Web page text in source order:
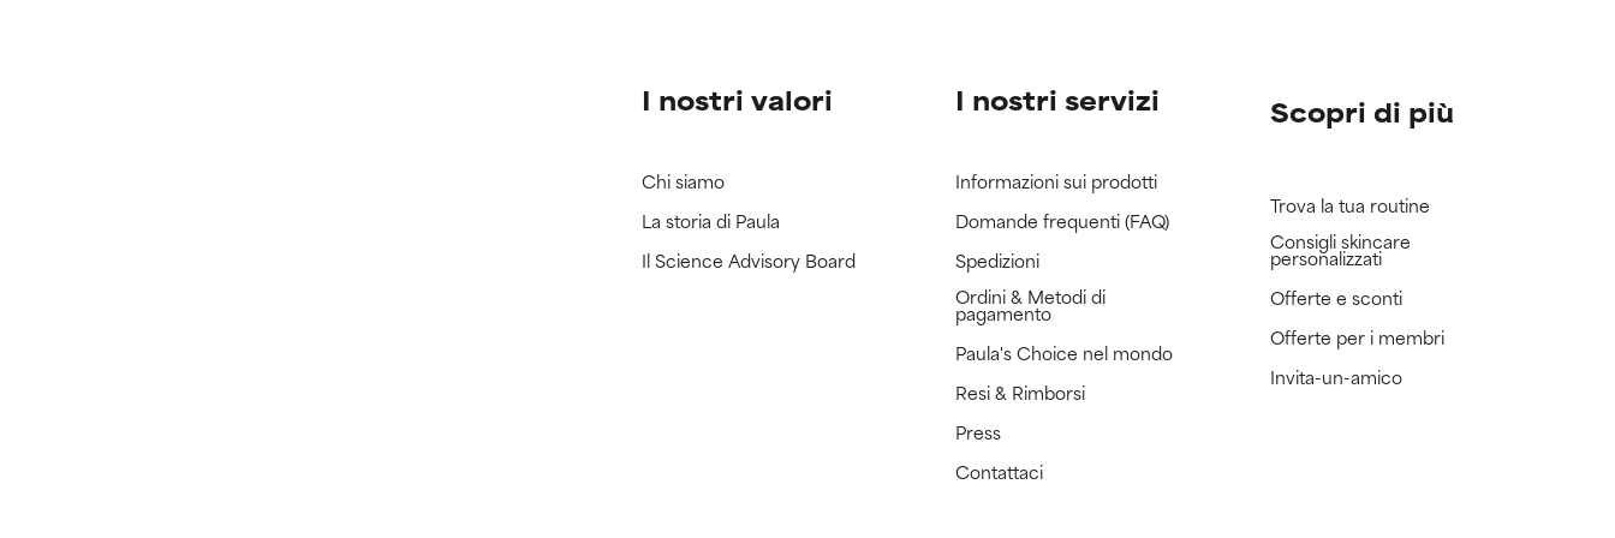
I nostri valori
Chi siamo
La storia di Paula
Il Science Advisory Board
I nostri servizi
Informazioni sui prodotti
Domande frequenti (FAQ)
Spedizioni
Ordini & Metodi di
pagamento
Paula's Choice nel mondo
Resi & Rimborsi
Press
Contattaci
Scopri di più
Trova la tua routine
Consigli skincare
personalizzati
Offerte e sconti
Offerte per i membri
Invita-un-amico